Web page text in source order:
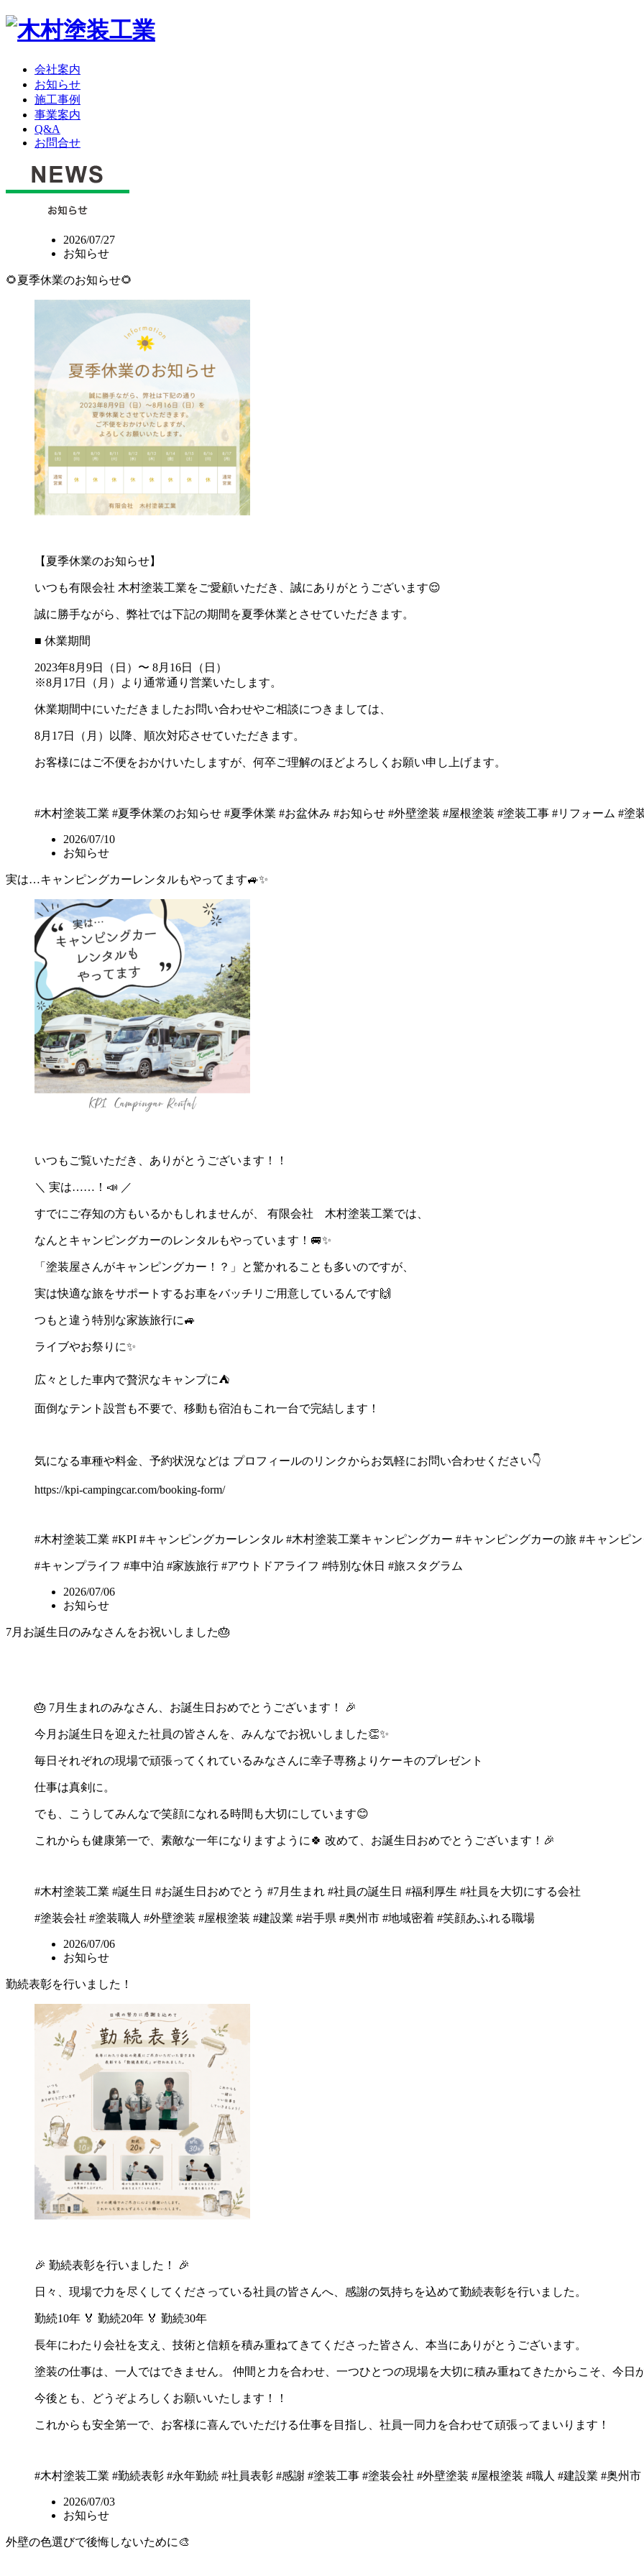
会社案内
お知らせ
施工事例
事業案内
Q&A
お問合せ
2026/07/27
お知らせ
🌻夏季休業のお知らせ🌻
【夏季休業のお知らせ】
いつも有限会社 木村塗装工業をご愛顧いただき、誠にありがとうございます😌
誠に勝手ながら、弊社では下記の期間を夏季休業とさせていただきます。
■ 休業期間
2023年8月9日（日）〜 8月16日（日）
※8月17日（月）より通常通り営業いたします。
休業期間中にいただきましたお問い合わせやご相談につきましては、
8月17日（月）以降、順次対応させていただきます。
お客様にはご不便をおかけいたしますが、何卒ご理解のほどよろしくお願い申し上げます。
#木村塗装工業 #夏季休業のお知らせ #夏季休業 #お盆休み #お知らせ #外壁塗装 #屋根塗装 #塗装工事 #リフォーム #塗
2026/07/10
お知らせ
実は…キャンピングカーレンタルもやってます🚙✨
いつもご覧いただき、ありがとうございます！！
＼ 実は……！📣 ／
すでにご存知の方もいるかもしれませんが、 有限会社 木村塗装工業では、
なんとキャンピングカーのレンタルもやっています！🚐✨
「塗装屋さんがキャンピングカー！？」と驚かれることも多いのですが、
実は快適な旅をサポートするお車をバッチリご用意しているんです🙌
つもと違う特別な家族旅行に🚙
ライブやお祭りに✨
広々とした車内で贅沢なキャンプに⛺
面倒なテント設営も不要で、移動も宿泊もこれ一台で完結します！
気になる車種や料金、予約状況などは プロフィールのリンクからお気軽にお問い合わせください👇
https://kpi-campingcar.com/booking-form/
#木村塗装工業 #KPI #キャンピングカーレンタル #木村塗装工業キャンピングカー #キャンピングカーの旅 #キャンピ
#キャンプライフ #車中泊 #家族旅行 #アウトドアライフ #特別な休日 #旅スタグラム
2026/07/06
お知らせ
7月お誕生日のみなさんをお祝いしました🎂
🎂 7月生まれのみなさん、お誕生日おめでとうございます！ 🎉
今月お誕生日を迎えた社員の皆さんを、みんなでお祝いしました👏✨
毎日それぞれの現場で頑張ってくれているみなさんに幸子専務よりケーキのプレゼント
仕事は真剣に。
でも、こうしてみんなで笑顔になれる時間も大切にしています😊
これからも健康第一で、素敵な一年になりますように🍀 改めて、お誕生日おめでとうございます！🎉
#木村塗装工業 #誕生日 #お誕生日おめでとう #7月生まれ #社員の誕生日 #福利厚生 #社員を大切にする会社
#塗装会社 #塗装職人 #外壁塗装 #屋根塗装 #建設業 #岩手県 #奥州市 #地域密着 #笑顔あふれる職場
2026/07/06
お知らせ
勤続表彰を行いました！
🎉 勤続表彰を行いました！ 🎉
日々、現場で力を尽くしてくださっている社員の皆さんへ、感謝の気持ちを込めて勤続表彰を行いました。
勤続10年 🏅 勤続20年 🏅 勤続30年
長年にわたり会社を支え、技術と信頼を積み重ねてきてくださった皆さん、本当にありがとうございます。
塗装の仕事は、一人ではできません。 仲間と力を合わせ、一つひとつの現場を大切に積み重ねてきたからこそ、今日
今後とも、どうぞよろしくお願いいたします！！
これからも安全第一で、お客様に喜んでいただける仕事を目指し、社員一同力を合わせて頑張ってまいります！
#木村塗装工業 #勤続表彰 #永年勤続 #社員表彰 #感謝 #塗装工事 #塗装会社 #外壁塗装 #屋根塗装 #職人 #建設業 #奥州市
2026/07/03
お知らせ
外壁の色選びで後悔しないために🎨